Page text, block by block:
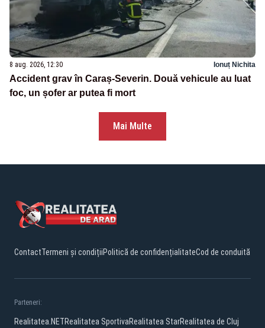
8 aug. 2026, 12:30 Ionuț Nichita
Accident grav în Caraș-Severin. Două vehicule au luat
foc, un șofer ar putea fi mort
Mai Multe
ContactTermeni și condițiiPolitică de confidențialitateCod de conduită
Parteneri:
Realitatea.NETRealitatea SportivaRealitatea StarRealitatea de Cluj